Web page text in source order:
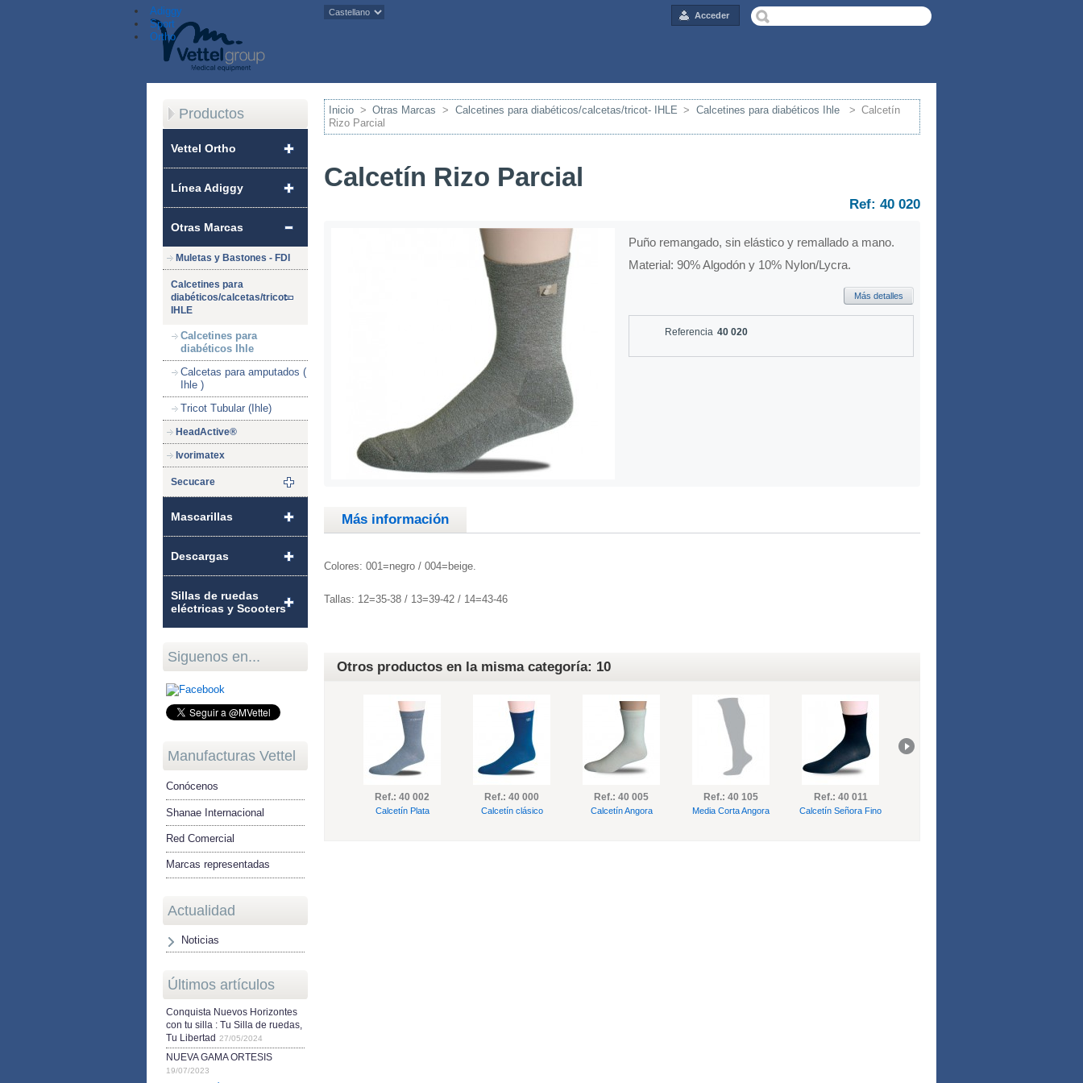
Acceder
Adiggy
Sport
Ortho
Productos
Vettel Ortho
Línea Adiggy
Otras Marcas
Muletas y Bastones - FDI
Calcetines para
diabéticos/calcetas/tricot-
IHLE
Calcetines para
diabéticos Ihle
Calcetas para amputados (
Ihle )
Tricot Tubular (Ihle)
HeadActive®
Ivorimatex
Secucare
Mascarillas
Descargas
Sillas de ruedas
eléctricas y Scooters
Siguenos en...
Manufacturas Vettel
Conócenos
Shanae Internacional
Red Comercial
Marcas representadas
Actualidad
Noticias
Últimos artículos
Conquista Nuevos Horizontes
con tu silla : Tu Silla de ruedas,
Tu Libertad
27/05/2024
NUEVA GAMA ORTESIS
19/07/2023
Inicio > Otras Marcas > Calcetines para diabéticos/calcetas/tricot- IHLE > Calcetines para diabéticos Ihle > Calcetín
Rizo Parcial
Calcetín Rizo Parcial
Ref: 40 020
Puño remangado, sin elástico y remallado a mano.
Material: 90% Algodón y 10% Nylon/Lycra.
Más detalles
Referencia 40 020
Más información
Colores: 001=negro / 004=beige.
Tallas: 12=35-38 / 13=39-42 / 14=43-46
Otros productos en la misma categoría: 10
Ref.: 40 002
Calcetín Plata
Ref.: 40 000
Calcetín clásico
Ref.: 40 005
Calcetín Angora
Ref.: 40 105
Media Corta Angora
Ref.: 40 011
Calcetín Señora Fino